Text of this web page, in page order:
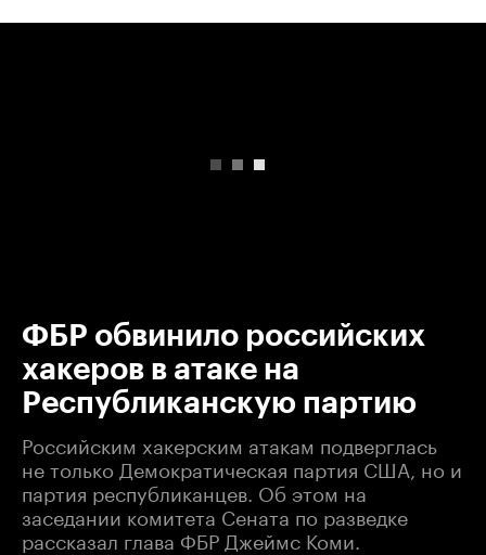
ФБР обвинило российских
хакеров в атаке на
Республиканскую партию
Российским хакерским атакам подверглась
не только Демократическая партия США, но и
партия республиканцев. Об этом на
заседании комитета Сената по разведке
рассказал глава ФБР Джеймс Коми.